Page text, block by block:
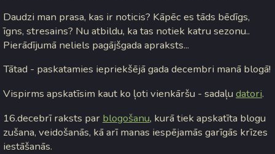
Daudzi man prasa, kas ir noticis? Kāpēc es tāds bēdīgs,
īgns, stresains? Nu atbildu, ka tas notiek katru sezonu..
Pierādījumā neliels pagājšgada apraksts...
Tātad - paskatamies iepriekšējā gada decembri manā blogā!
Vispirms apskatīsim kaut ko ļoti vienkāršu - sadaļu datori.
16.decebrī raksts par blogošanu, kurā tiek apskatīta blogu
zušana, veidošanās, kā arī manas iespējamās garīgās krīzes
iestāšanās.